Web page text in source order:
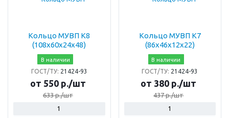
Кольцо МУВП К8
(108х60х24х48)
В наличии
ГОСТ/ТУ: 21424-93
от 550 р./шт
633 р./шт
Кольцо МУВП К7
(86х46х12х22)
В наличии
ГОСТ/ТУ: 21424-93
от 380 р./шт
437 р./шт